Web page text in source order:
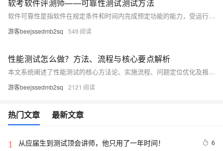
软考软件评测师——可靠性测试测试方法
软件可靠性是指软件在规定条件和时间内完成预定功能的能力，受运行环境、软件规模、内部结构、开发方法及可靠性投入等因素影响。失效概率指软件运行中出现失效的可能性，可靠度为不发生失效的概率，平均无失效时间（MTTF）体现软件可靠程度。案例分析显示，嵌入式软件需满足高可靠性要求，如机载软件的可靠度需达99.99%以上，通过定量指标评估其是否达标。
游客beejssedmb2sq 549
性能测试怎么做？方法、流程与核心要点解析
本文系统阐述了性能测试的核心方法论、实施流程、问题定位优化及报告编写规范。涵盖五大测试类型（负载验证、极限压力、基准比对、持续稳定性、弹性扩展）与七项关键指标，详解各阶段任务如需求分析、场景设计和环境搭建，并提供常见瓶颈识别与优化实战案例。最后规范测试报告内容框架与数据可视化建议，为企业级实践提出建立基线库、自动化回归和全链路压测体系等建议，助力高效开展性能测试工作。
游客beejssedmb2sq 2121
热门文章 最新文章
1 从应届生到测试顶会讲师，他只用了一年时间！ 6